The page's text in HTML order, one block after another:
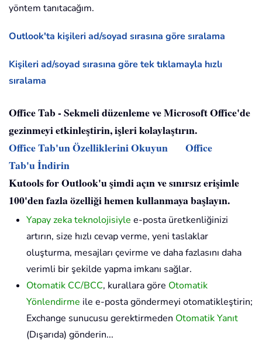
yöntem tanıtacağım.
Outlook'ta kişileri ad/soyad sırasına göre sıralama
Kişileri ad/soyad sırasına göre tek tıklamayla hızlı
sıralama
Office Tab - Sekmeli düzenleme ve Microsoft Office'de
gezinmeyi etkinleştirin, işleri kolaylaştırın.
Office Tab'un Özelliklerini Okuyun
Office
Tab'u İndirin
Kutools for Outlook'u şimdi açın ve sınırsız erişimle
100'den fazla özelliği hemen kullanmaya başlayın.
Yapay zeka teknolojisiyle e-posta üretkenliğinizi
artırın, size hızlı cevap verme, yeni taslaklar
oluşturma, mesajları çevirme ve daha fazlasını daha
verimli bir şekilde yapma imkanı sağlar.
Otomatik CC/BCC, kurallara göre Otomatik
Yönlendirme ile e-posta göndermeyi otomatikleştirin;
Exchange sunucusu gerektirmeden Otomatik Yanıt
(Dışarıda) gönderin...